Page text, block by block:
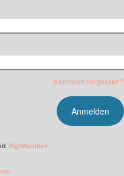
Kennwort vergessen?
DigiMember